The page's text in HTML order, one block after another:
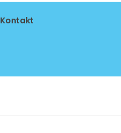
Kontakt